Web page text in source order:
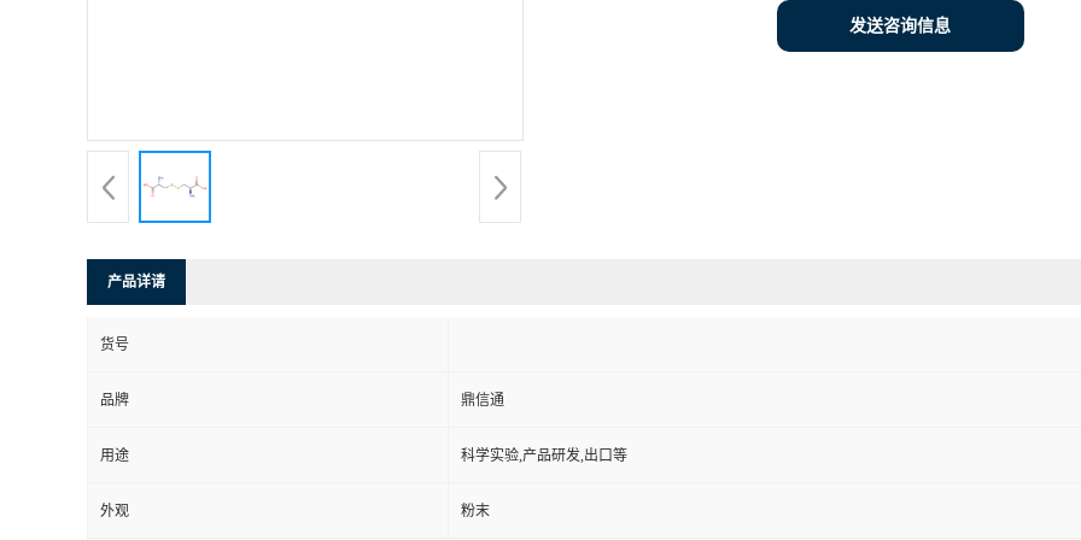
发送咨询信息
产品详请
货号
品牌 鼎信通
用途 科学实验,产品研发,出口等
外观 粉末